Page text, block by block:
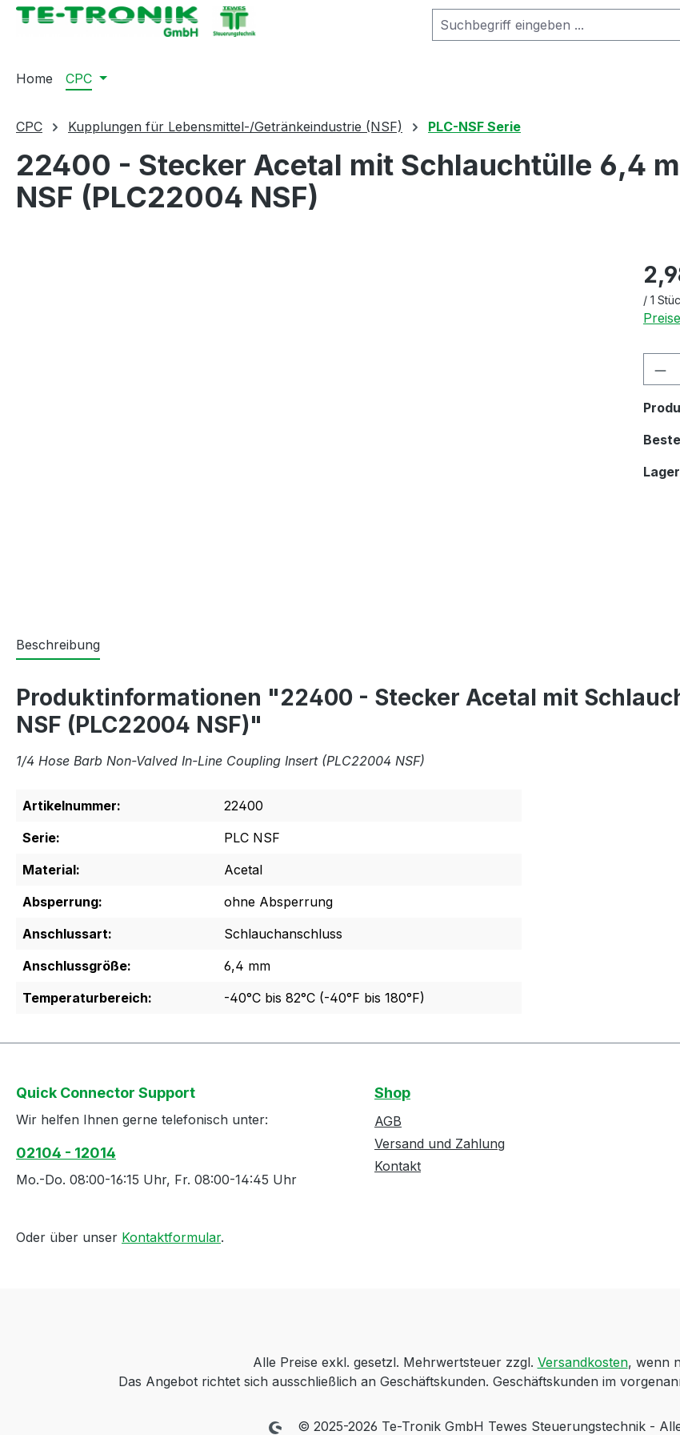
Zur Hauptnavigation springen
Home CPC
CPC Kupplungen für Lebensmittel-/Getränkeindustrie (NSF) PLC-NSF Serie
22400 - Stecker Acetal mit Schlauchtülle 6,4
NSF (PLC22004 NSF)
/ 1
Beschreibung
Produktinformationen "22400 - Stecker Acetal mit
NSF (PLC22004 NSF)"
1/4 Hose Barb Non-Valved In-Line Coupling Insert (PLC22004 NSF)
Artikelnummer:
22400
Serie:
PLC NSF
Material:
Acetal
Absperrung:
ohne Absperrung
Anschlussart:
Schlauchanschluss
Anschlussgröße:
6,4 mm
Temperaturbereich:
-40°C bis 82°C (-40°F bis 180°F)
Quick Connector Support
Wir helfen Ihnen gerne telefonisch unter:
02104 - 12014
Mo.-Do. 08:00-16:15 Uhr, Fr. 08:00-14:45 Uhr
Oder über unser Kontaktformular.
Shop
AGB
Versand und Zahlung
Kontakt
Alle Preise exkl. gesetzl. Mehrwertsteuer zzgl. Versandkosten, wenn
Das Angebot richtet sich ausschließlich an Geschäftskunden. Geschäftskunden im
© 2025-2026 Te-Tronik GmbH Tewes Steuerungstechnik -